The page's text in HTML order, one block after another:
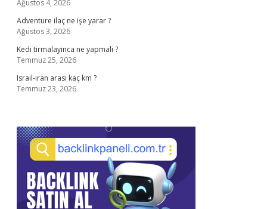
Ağustos 4, 2026
Adventure ilaç ne işe yarar ?
Ağustos 3, 2026
Kedi tirmalayinca ne yapmalı ?
Temmuz 25, 2026
Israıl-ıran arası kaç km ?
Temmuz 23, 2026